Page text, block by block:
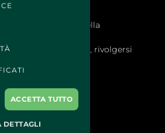
all'acquisto della
e l'evento, rivolgersi
ACCETTA TUTTO
DETTAGLI